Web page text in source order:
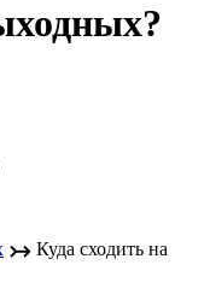
↣ Куда сходить на